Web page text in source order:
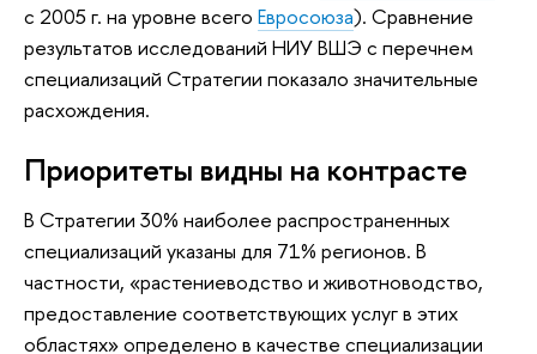
с 2005 г. на уровне всего Евросоюза). Сравнение
результатов исследований НИУ ВШЭ с перечнем
специализаций Стратегии показало значительные
расхождения.
Приоритеты видны на контрасте
В Стратегии 30% наиболее распространенных
специализаций указаны для 71% регионов. В
частности, «растениеводство и животноводство,
предоставление соответствующих услуг в этих
областях» определено в качестве специализации